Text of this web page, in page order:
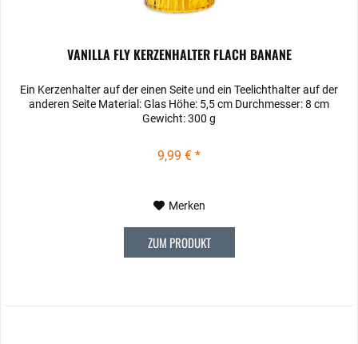
VANILLA FLY KERZENHALTER FLACH BANANE
Ein Kerzenhalter auf der einen Seite und ein Teelichthalter auf der
anderen Seite Material: Glas Höhe: 5,5 cm Durchmesser: 8 cm
Gewicht: 300 g
9,99 € *
Merken
ZUM PRODUKT